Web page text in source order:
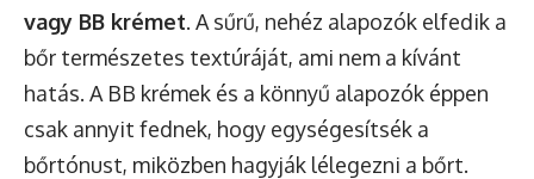
vagy BB krémet. A sűrű, nehéz alapozók elfedik a
bőr természetes textúráját, ami nem a kívánt
hatás. A BB krémek és a könnyű alapozók éppen
csak annyit fednek, hogy egységesítsék a
bőrtónust, miközben hagyják lélegezni a bőrt.